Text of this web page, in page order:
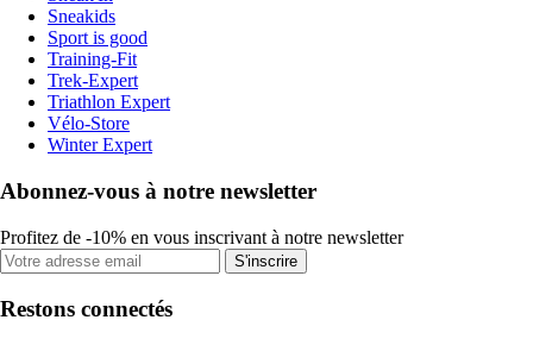
Sneakids
Sport is good
Training-Fit
Trek-Expert
Triathlon Expert
Vélo-Store
Winter Expert
Abonnez-vous à notre newsletter
Profitez de -10% en vous inscrivant à notre newsletter
S'inscrire
Restons connectés